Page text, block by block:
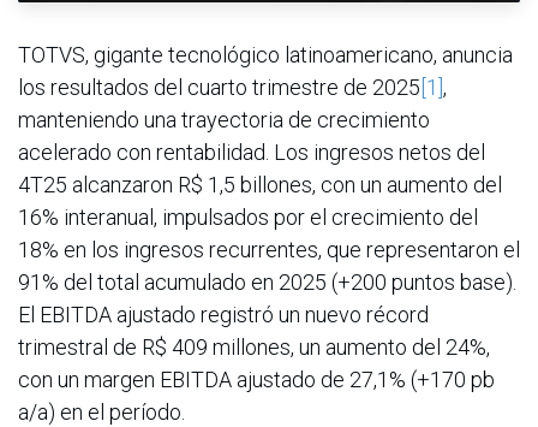
TOTVS, gigante tecnológico latinoamericano, anuncia
los resultados del cuarto trimestre de 2025 [1] ,
manteniendo una trayectoria de crecimiento
acelerado con rentabilidad. Los ingresos netos del
4T25 alcanzaron R$ 1,5 billones, con un aumento del
16% interanual, impulsados por el crecimiento del
18% en los ingresos recurrentes, que representaron el
91% del total acumulado en 2025 (+200 puntos base).
El EBITDA ajustado registró un nuevo récord
trimestral de R$ 409 millones, un aumento del 24%,
con un margen EBITDA ajustado de 27,1% (+170 pb
a/a) en el período.